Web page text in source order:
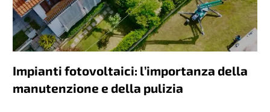
Impianti fotovoltaici: l’importanza della
manutenzione e della pulizia